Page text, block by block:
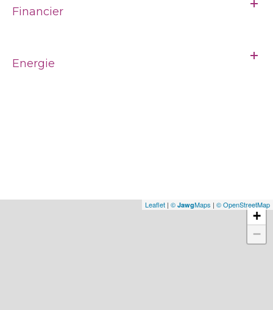
Financier
Energie
+
−
Leaflet | © JawgMaps | © OpenStreetMap